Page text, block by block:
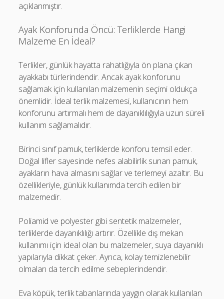
açıklanmıştır.
Ayak Konforunda Öncü: Terliklerde Hangi
Malzeme En İdeal?
Terlikler, günlük hayatta rahatlığıyla ön plana çıkan
ayakkabı türlerindendir. Ancak ayak konforunu
sağlamak için kullanılan malzemenin seçimi oldukça
önemlidir. İdeal terlik malzemesi, kullanıcının hem
konforunu artırmalı hem de dayanıklılığıyla uzun süreli
kullanım sağlamalıdır.
Birinci sınıf pamuk, terliklerde konforu temsil eder.
Doğal lifler sayesinde nefes alabilirlik sunan pamuk,
ayakların hava almasını sağlar ve terlemeyi azaltır. Bu
özellikleriyle, günlük kullanımda tercih edilen bir
malzemedir.
Poliamid ve polyester gibi sentetik malzemeler,
terliklerde dayanıklılığı artırır. Özellikle dış mekan
kullanımı için ideal olan bu malzemeler, suya dayanıklı
yapılarıyla dikkat çeker. Ayrıca, kolay temizlenebilir
olmaları da tercih edilme sebeplerindendir.
Eva köpük, terlik tabanlarında yaygın olarak kullanılan